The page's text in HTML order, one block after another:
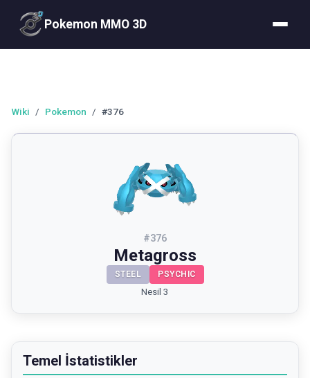
Pokemon MMO 3D
Wiki / Pokemon / #376
#376
Metagross
STEEL PSYCHIC
Nesil 3
Temel İstatistikler